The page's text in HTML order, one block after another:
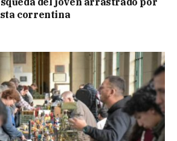
correntina